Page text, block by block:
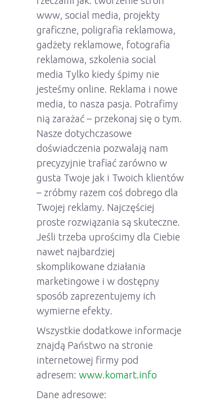
www, social media, projekty
graficzne, poligrafia reklamowa,
gadżety reklamowe, fotografia
reklamowa, szkolenia social
media Tylko kiedy śpimy nie
jesteśmy online. Reklama i nowe
media, to nasza pasja. Potrafimy
nią zarażać – przekonaj się o tym.
Nasze dotychczasowe
doświadczenia pozwalają nam
precyzyjnie trafiać zarówno w
gusta Twoje jak i Twoich klientów
– zróbmy razem coś dobrego dla
Twojej reklamy. Najczęściej
proste rozwiązania są skuteczne.
Jeśli trzeba uprościmy dla Ciebie
nawet najbardziej
skomplikowane działania
marketingowe i w dostępny
sposób zaprezentujemy ich
wymierne efekty.
Wszystkie dodatkowe informacje
znajdą Państwo na stronie
internetowej firmy pod
adresem: www.komart.info
Dane adresowe: